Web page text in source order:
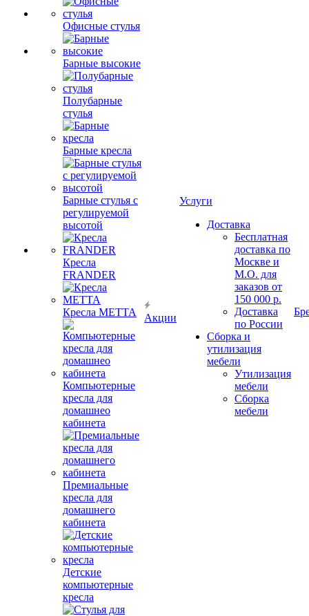
Офисные стулья
Барные высокие
Полубарные
стулья
Барные кресла
Барные стулья с
регулируемой
высотой
Кресла
FRANDER
Кресла METTA
Компьютерные
кресла для
домашнео
кабинета
Премиальные
кресла для
домашнего
кабинета
Детские
компьютерные
кресла
Акции
Услуги
Доставка
Бесплатная
доставка по
Москве и
М.О. для
заказов от
150 000 р.
Доставка
по России
Сборка и
утилизация
мебели
Утилизация
мебели
Сборка
мебели